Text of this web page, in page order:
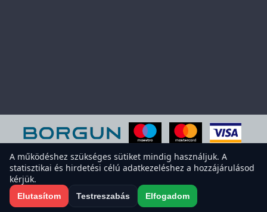
Süti-beállítások megnyitása
A működéshez szükséges sütiket mindig használjuk. A
statisztikai és hirdetési célú adatkezeléshez a hozzájárulásod
kérjük.
Elutasítom Testreszabás Elfogadom
A weboldal sütiket használ a felhasználói élmény javítása érdekében.
Elfogadod a sütiket?
Elfogadom Elutasítom